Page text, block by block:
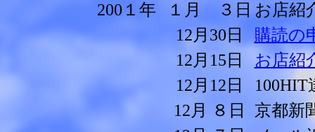
200１年
１月 ３日 お店紹
12月30日
購読の
12月15日
お店紹
12月12日
100HIT
12月 ８日
京都新